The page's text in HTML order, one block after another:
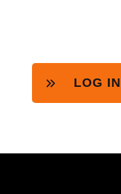
LOG IN
Direkt zum